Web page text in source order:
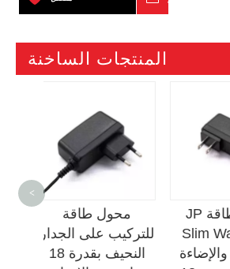
المنتجات الساخنة
للتركيب على
مصدر طاقة JP
Slim Wallmount
ITE&AV والإضاءة
<